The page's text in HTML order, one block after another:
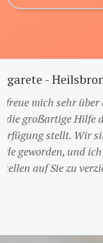
"Ich
ob
mich ist, da ich
selbst erledigen
darüber daẞ ich